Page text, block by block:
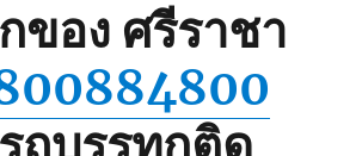
ของ ศรีราชา